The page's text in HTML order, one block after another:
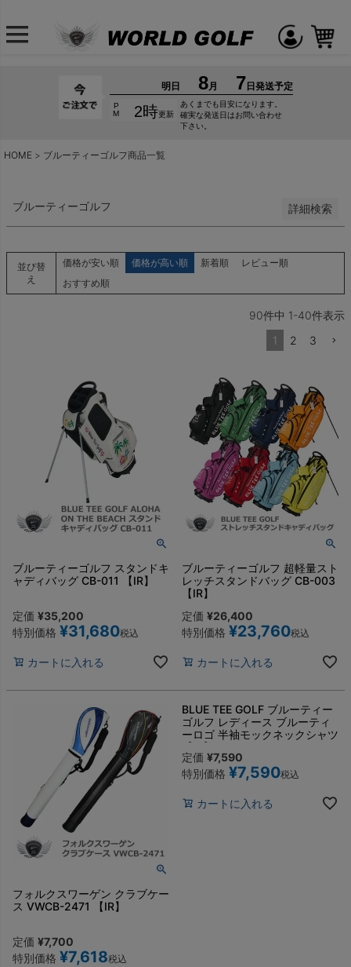
HOME ブルーティーゴルフ商品一覧
ブルーティーゴルフ 詳細検索
並び順
新着順
価格が高い順
優先度順
並び替
え
価格が安い順 価格が高い順 新着順
レビュー順
おすすめ順
90件中 1-40件表示
1
2 3
ブルーティーゴルフ スタンドキ
ャディバッグ CB-011 【IR】
定価 ¥35,200
特別価格 ¥31,680税込
カートに入れる
ブルーティーゴルフ 超軽量スト
レッチスタンドバッグ CB-003
【IR】
定価 ¥26,400
特別価格 ¥23,760税込
カートに入れる
フォルクスワーゲン クラブケー
ス VWCB-2471 【IR】
定価 ¥7,700
特別価格 ¥7,618税込
BLUE TEE GOLF ブルーティー
ゴルフ レディース ブルーティ
ーロゴ 半袖モックネックシャツ
【IR】
定価 ¥7,590
特別価格 ¥7,590税込
カートに入れる